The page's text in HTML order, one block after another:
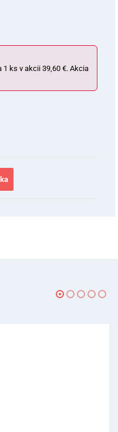
1 ks v akcii 39,60 €. Akcia